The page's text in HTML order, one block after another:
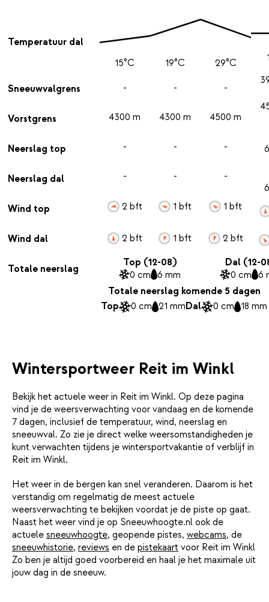
Temperatuur dal
Sneeuwvalgrens
Vorstgrens
Neerslag top
Neerslag dal
Wind top
Wind dal
Totale neerslag
15°C
-
4300 m
-
-
2 bft
2 bft
19°C
-
4300 m
-
-
1 bft
1 bft
29°C
-
4500 m
-
-
1 bft
2 bft
Top (12-08)
0 cm 6 mm
Dal (12-
0 cm 6
Totale neerslag komende 5 dagen
Top
0 cm 21 mmDal 0 cm 18 mm
Wintersportweer Reit im Winkl
Bekijk het actuele weer in Reit im Winkl. Op deze pagina
vind je de weersverwachting voor vandaag en de komende
7 dagen, inclusief de temperatuur, wind, neerslag en
sneeuwval. Zo zie je direct welke weersomstandigheden je
kunt verwachten tijdens je wintersportvakantie of verblijf in
Reit im Winkl.
Het weer in de bergen kan snel veranderen. Daarom is het
verstandig om regelmatig de meest actuele
weersverwachting te bekijken voordat je de piste op gaat.
Naast het weer vind je op Sneeuwhoogte.nl ook de
actuele sneeuwhoogte, geopende pistes, webcams, de
sneeuwhistorie, reviews en de pistekaart voor Reit im Winkl
Zo ben je altijd goed voorbereid en haal je het maximale uit
jouw dag in de sneeuw.